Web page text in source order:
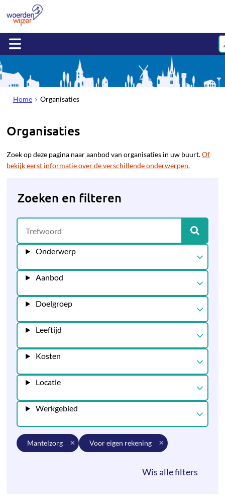
Home Organisaties
Organisaties
Zoek op deze pagina naar aanbod van organisaties in uw buurt.Of
bekijk eerst informatie over de verschillende onderwerpen.
Zoeken en filteren
Onderwerp
Aanbod
Doelgroep
Leeftijd
Kosten
Locatie
Werkgebied
mantelzorg voor eigen rekening